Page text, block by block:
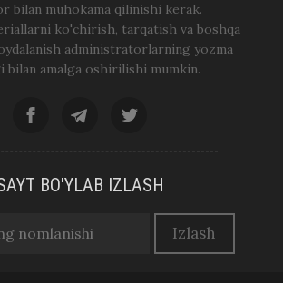
bilan muhokama qilinishi kerak.
ko'chirish, tarqatish va boshqa
administratorlarning yozma
bilan amalga oshirilishi mumkin.
BO'YLAB IZLASH